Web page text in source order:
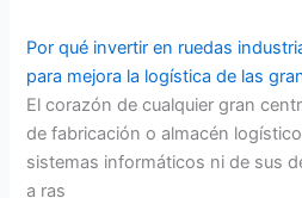
Por qué invertir en ruedas
para mejora la logística de las
El corazón de cualquier gran
de fabricación o almacén
sistemas informáticos ni de sus
a ras